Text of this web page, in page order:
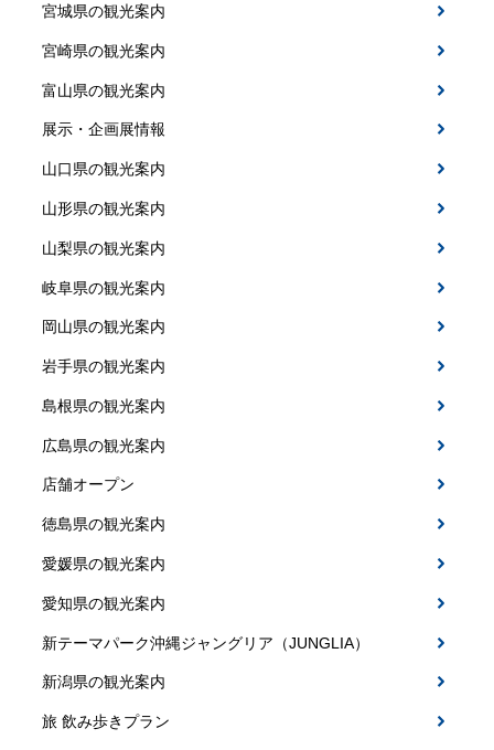
宮城県の観光案内
宮崎県の観光案内
富山県の観光案内
展示・企画展情報
山口県の観光案内
山形県の観光案内
山梨県の観光案内
岐阜県の観光案内
岡山県の観光案内
岩手県の観光案内
島根県の観光案内
広島県の観光案内
店舗オープン
徳島県の観光案内
愛媛県の観光案内
愛知県の観光案内
新テーマパーク沖縄ジャングリア（JUNGLIA）
新潟県の観光案内
旅 飲み歩きプラン